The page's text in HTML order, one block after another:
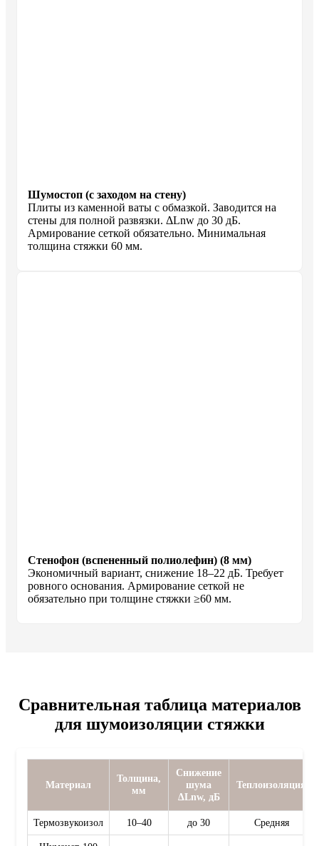
Шумостоп (с заходом на стену)
Плиты из каменной ваты с обмазкой. Заводится на
стены для полной развязки. ΔLnw до 30 дБ.
Армирование сеткой обязательно. Минимальная
толщина стяжки 60 мм.
Стенофон (вспененный полиолефин) (8 мм)
Экономичный вариант, снижение 18–22 дБ. Требует
ровного основания. Армирование сеткой не
обязательно при толщине стяжки ≥60 мм.
Сравнительная таблица материалов
для шумоизоляции стяжки
Материал
Толщина,
мм
Снижение
шума
ΔLnw, дБ
Теплоизоляция
Термозвукоизол 10–40 до 30 Средняя